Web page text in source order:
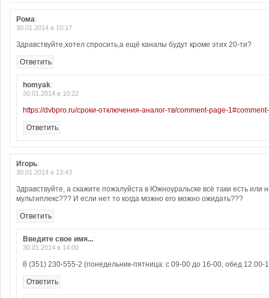
Рома:
30.01.2014 в 10:17
Здравствуйте,хотел спросить,а ещё каналы будут кроме этих 20-ти?
Ответить
homyak:
30.01.2014 в 10:22
https://dvbpro.ru/сроки-отключения-аналог-тв/comment-page-
Ответить
Игорь:
30.01.2014 в 13:43
Здравствуйте, а скажите пожалуйста в Южноуральске всё таки есть или
мультиплекс??? И если нет то когда можно его можно ожидать???
Ответить
Введите свое имя...:
30.01.2014 в 14:00
8 (351) 230-555-2 (понедельник-пятница: с 09-00 до 16-00, обед 12.00-
Ответить